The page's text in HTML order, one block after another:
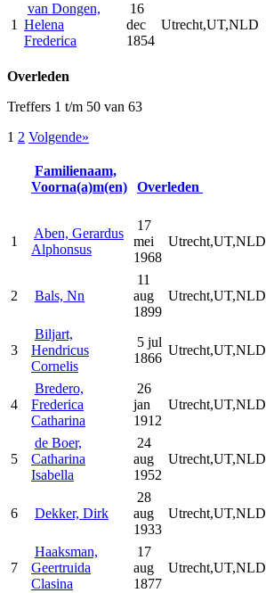
1
van Dongen,
Helena
Frederica
16
dec
1854
Utrecht,UT,NLD
Overleden
Treffers 1 t/m 50 van 63
1 2 Volgende»
Familienaam,
Voorna(a)m(en)
Overleden
1
Aben, Gerardus
Alphonsus
17
mei
1968
Utrecht,UT,NLD
2 Bals, Nn
11
aug
1899
Utrecht,UT,NLD
3
Biljart,
Hendricus
Cornelis
5 jul
1866
Utrecht,UT,NLD
4
Bredero,
Frederica
Catharina
26
jan
1912
Utrecht,UT,NLD
5
de Boer,
Catharina
Isabella
24
aug
1952
Utrecht,UT,NLD
6 Dekker, Dirk
28
aug
1933
Utrecht,UT,NLD
7
Haaksman,
Geertruida
Clasina
17
aug
1877
Utrecht,UT,NLD